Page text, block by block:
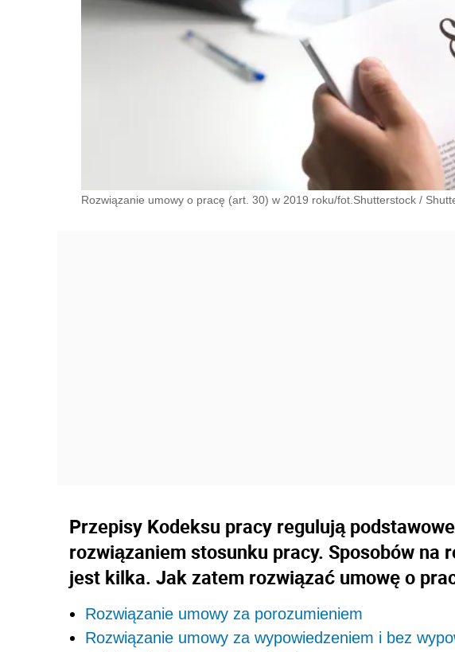
Rozwiązanie umowy o pracę (art. 30) w 2019 roku/fot.Shutterstock /
Przepisy Kodeksu pracy regulują
rozwiązaniem stosunku pracy. Sposobów na
jest kilka. Jak zatem rozwiązać umowę o
Rozwiązanie umowy za porozumieniem
Rozwiązanie umowy za wypowiedzeniem i bez